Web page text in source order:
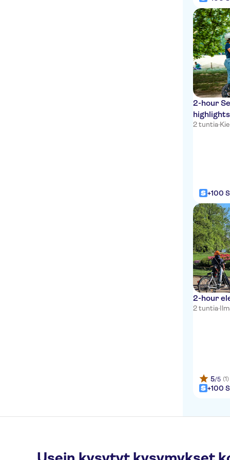
2-hour
highlights
2 tuntia·
+100
2-hour
2 tuntia·
5/5 (1)
+100